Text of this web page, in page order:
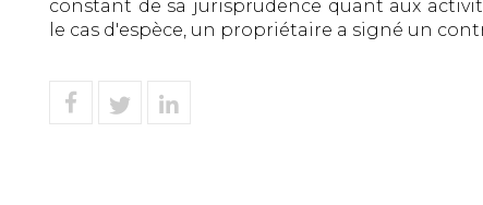
constant de sa jurisprudence quant aux
le cas d'espèce, un propriétaire a signé un